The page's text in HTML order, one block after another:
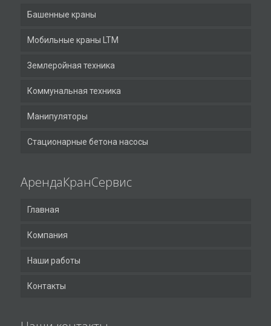
Башенные краны
Мобильные краны LTM
Землеройная техника
Коммунальная техника
Манипуляторы
Стационарные бетона насосы
АрендаКранСервис
Главная
Компания
Наши работы
Контакты